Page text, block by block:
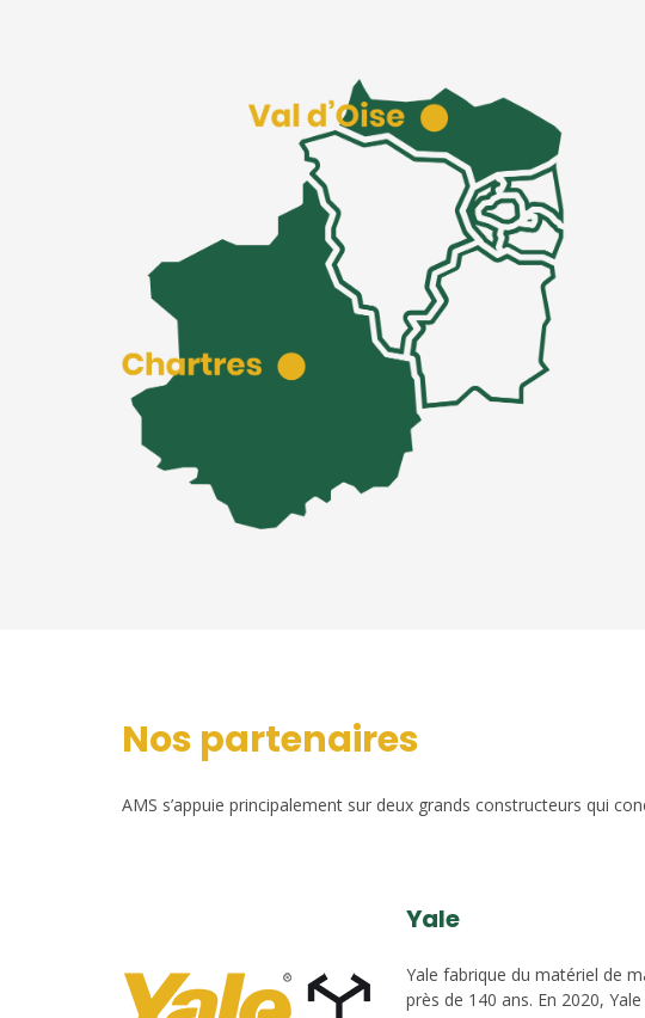
Nos partenaires
AMS s’appuie principalement sur deux grands constructeurs qui
Yale
Yale fabrique du matériel de
près de 140 ans. En 2020,